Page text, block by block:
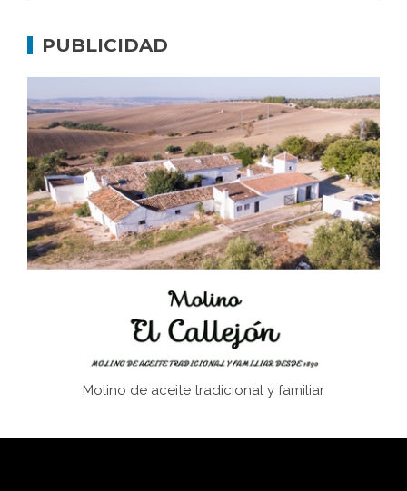
Don Perafán de Ribera y sus fundaciones de
El Frente Popular. Ubrique, febrero-julio 1936
Juntar las letras. La alfabetización en el campo: del
afán de saber a la autogestión
Historia y vivencias del poblado de Los Hurones
Memoria inacabada